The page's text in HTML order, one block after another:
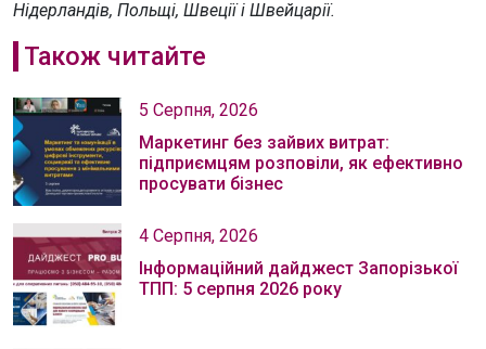
Нідерландів, Польщі, Швеції і Швейцарії.
Також читайте
5 Серпня, 2026
Маркетинг без зайвих витрат:
підприємцям розповіли, як ефективно
просувати бізнес
4 Серпня, 2026
Інформаційний дайджест Запорізької
ТПП: 5 серпня 2026 року